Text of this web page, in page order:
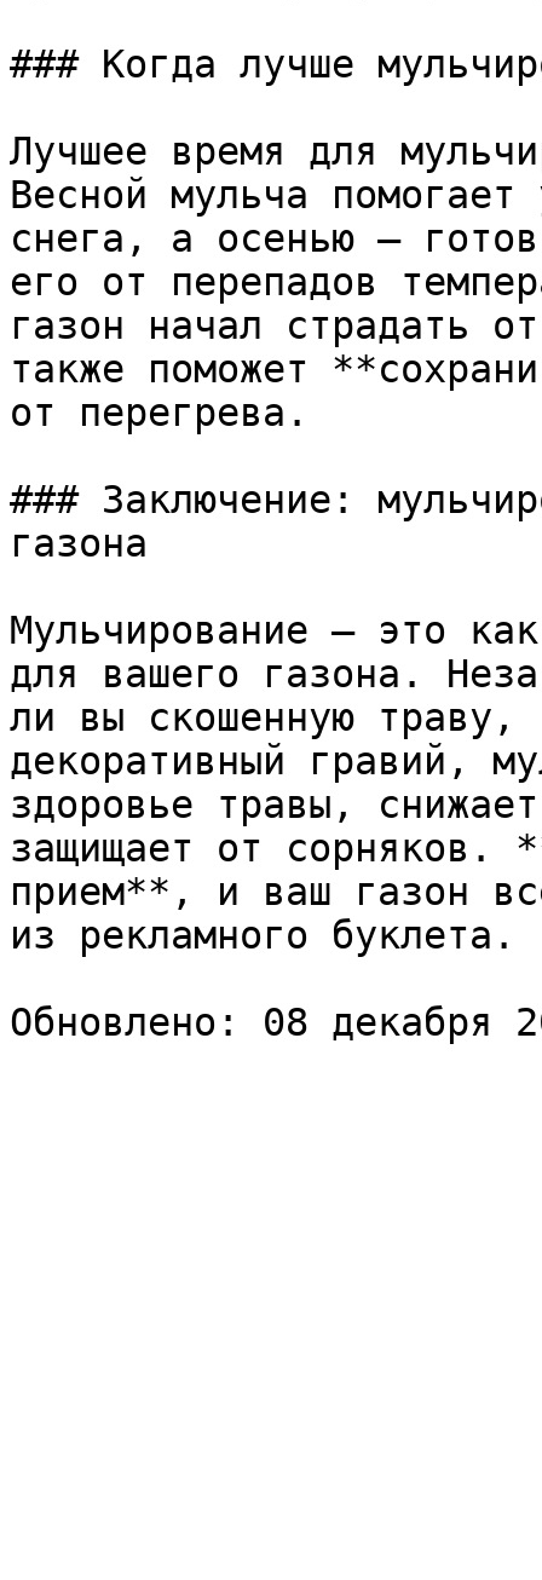
### Когда лучше
Лучшее время для
Весной мульча
снега, а осенью —
его от перепадов
газон начал страдать
также поможет
от перегрева.
### Заключение:
газона
Мульчирование — это
для вашего газона.
ли вы скошенную траву,
декоративный гравий,
здоровье травы,
защищает от сорняков.
прием**, и ваш газон
из рекламного буклета.